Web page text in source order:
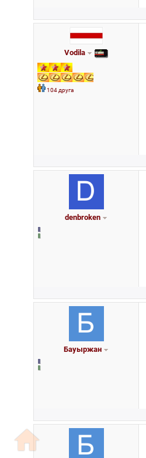
home
Vodila
104 друга
denbroken
Бауыржан